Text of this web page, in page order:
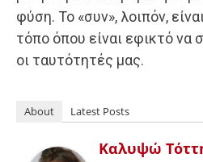
φύση. Το «συν», λοιπόν,
τόπο όπου είναι εφικτό να
οι ταυτότητές μας.
About Latest Posts
Καλυψώ